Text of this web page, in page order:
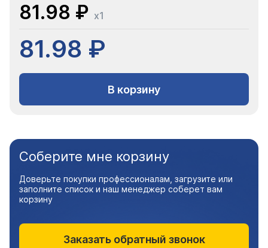
81.98 ₽ x1
81.98 ₽
В корзину
Соберите мне корзину
Доверьте покупки профессионалам, загрузите или
заполните список и наш менеджер соберет вам
корзину
Заказать обратный звонок